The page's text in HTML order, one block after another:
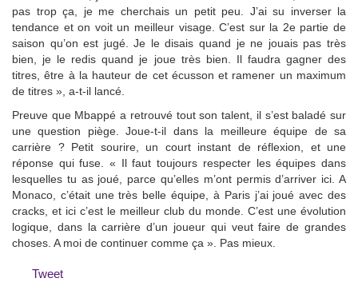
pas trop ça, je me cherchais un petit peu. J’ai su inverser la
tendance et on voit un meilleur visage. C’est sur la 2e partie de
saison qu’on est jugé. Je le disais quand je ne jouais pas très
bien, je le redis quand je joue très bien. Il faudra gagner des
titres, être à la hauteur de cet écusson et ramener un maximum
de titres », a-t-il lancé.
Preuve que Mbappé a retrouvé tout son talent, il s’est baladé sur
une question piège. Joue-t-il dans la meilleure équipe de sa
carrière ? Petit sourire, un court instant de réflexion, et une
réponse qui fuse. « Il faut toujours respecter les équipes dans
lesquelles tu as joué, parce qu’elles m’ont permis d’arriver ici. A
Monaco, c’était une très belle équipe, à Paris j’ai joué avec des
cracks, et ici c’est le meilleur club du monde. C’est une évolution
logique, dans la carrière d’un joueur qui veut faire de grandes
choses. A moi de continuer comme ça ». Pas mieux.
Tweet